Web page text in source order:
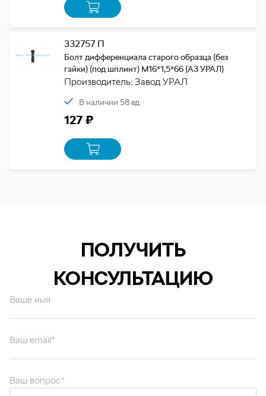
332757 П
Болт дифференциала старого образца (без
гайки) (под шплинт) М16*1,5*66 (АЗ УРАЛ)
Производитель: Завод УРАЛ
В наличии 58 ед
127 ₽
ПОЛУЧИТЬ
КОНСУЛЬТАЦИЮ
Ваше имя
персональных данных